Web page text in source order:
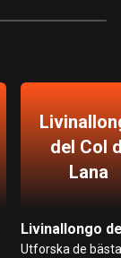
del Col
Lana
Utforska de bästa